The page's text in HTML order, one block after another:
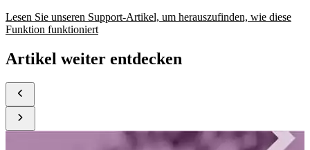
Lesen Sie unseren Support-Artikel, um herauszufinden, wie diese
Funktion funktioniert
Artikel weiter entdecken